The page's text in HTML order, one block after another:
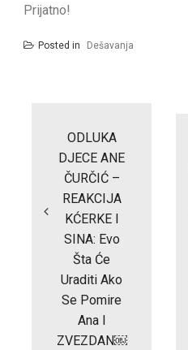
Prijatno!
Posted in Dešavanja
ODLUKA
DJECE ANE
ČURČIĆ –
REAKCIJA
KĆERKE I
SINA: Evo
Šta Će
Uraditi Ako
Se Pomire
Ana I
ZVEZDAN￼